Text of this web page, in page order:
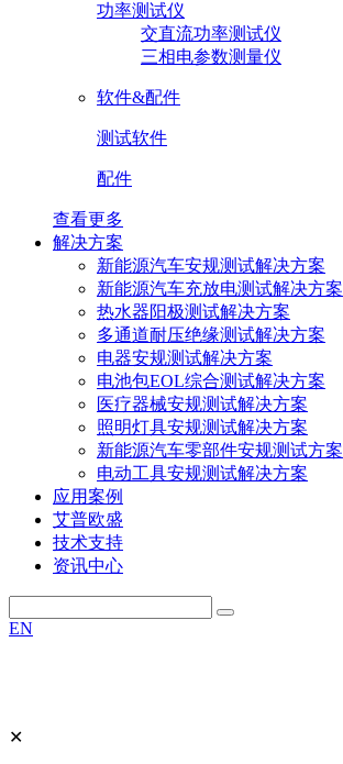
功率测试仪
交直流功率测试仪
三相电参数测量仪
软件&配件
测试软件
配件
查看更多
解决方案
新能源汽车安规测试解决方案
新能源汽车充放电测试解决方案
热水器阳极测试解决方案
多通道耐压绝缘测试解决方案
电器安规测试解决方案
电池包EOL综合测试解决方案
医疗器械安规测试解决方案
照明灯具安规测试解决方案
新能源汽车零部件安规测试方案
电动工具安规测试解决方案
应用案例
艾普欧盛
技术支持
资讯中心
EN
✕